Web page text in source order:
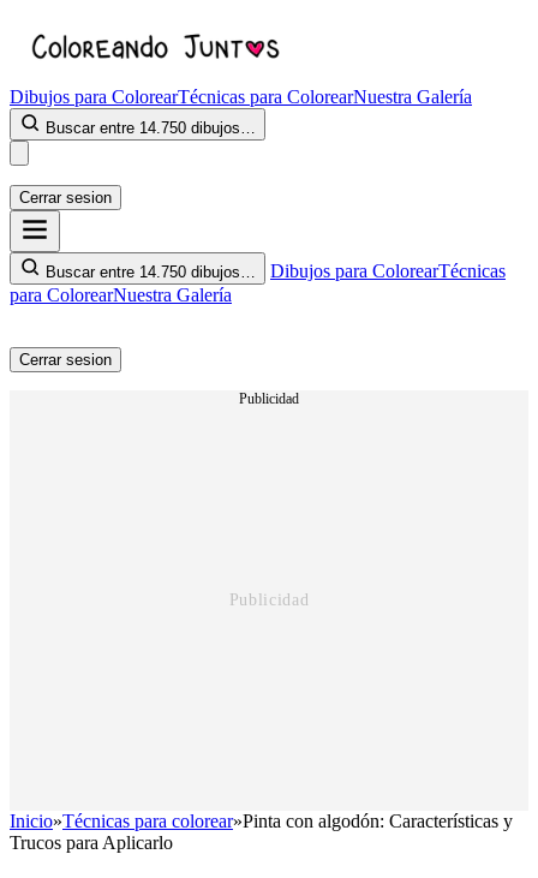
Dibujos para ColorearTécnicas para ColorearNuestra Galería
Buscar entre 14.750 dibujos…
Cerrar sesion
Buscar entre 14.750 dibujos… Dibujos para ColorearTécnicas
para ColorearNuestra Galería
Cerrar sesion
Publicidad
Inicio»Técnicas para colorear»Pinta con algodón: Características y
Trucos para Aplicarlo